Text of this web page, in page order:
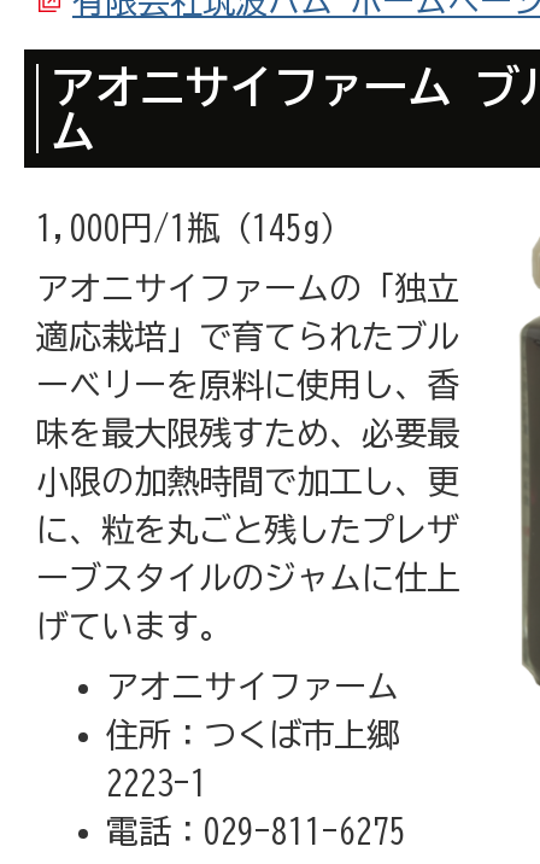
アオニサイファーム ブ
ム
1,000円/1瓶（145g）
アオニサイファームの「独立
適応栽培」で育てられたブル
ーベリーを原料に使用し、香
味を最大限残すため、必要最
小限の加熱時間で加工し、更
に、粒を丸ごと残したプレザ
ーブスタイルのジャムに仕上
げています。
アオニサイファーム
住所：つくば市上郷
2223-1
電話：029-811-6275